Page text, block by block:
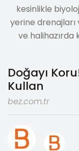
kesinlikle
yerine drenajları
ve halihazırda
Doğayı
Kullan
bez.com.tr